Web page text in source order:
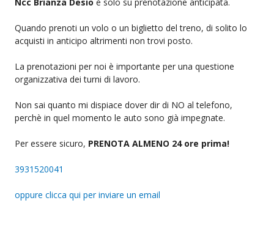
Quando prenoti un volo o un biglietto del treno, di solito lo
acquisti in anticipo altrimenti non trovi posto.
La prenotazioni per noi è importante per una questione
organizzativa dei turni di lavoro.
Non sai quanto mi dispiace dover dir di NO al telefono,
perchè in quel momento le auto sono già impegnate.
Per essere sicuro, PRENOTA ALMENO 24 ore prima!
3931520041
oppure clicca qui per inviare un email